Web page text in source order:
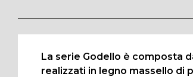
La serie Godello è composta
realizzati in legno massello di